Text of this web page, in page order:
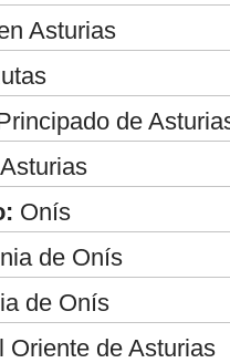
Asturias
de
Asturias
Onís
de Onís
de Onís
Oriente de Asturias